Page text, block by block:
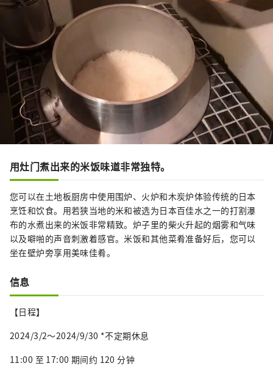
用灶门煮出来的米饭味道非常独特。
您可以在土地板厨房中使用围炉、火炉和木炭炉体验传统的日本
烹饪和饮食。用若狭当地的米和被选为日本百佳水之一的打割瀑
布的水煮出来的米饭非常精致。炉子里的柴火升起的烟雾和气味
以及噼啪的声音刺激着感官。米饭和其他菜肴准备好后，您可以
坐在壁炉旁享用美味佳肴。
信息
【日程】
2024/3/2～2024/9/30 *不定期休息
11:00 至 17:00 期间约 120 分钟